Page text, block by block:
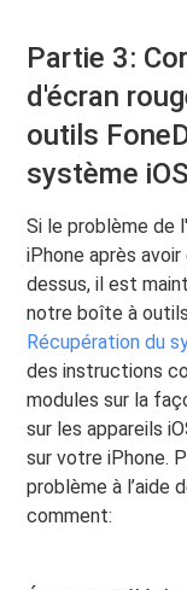
Partie 3:
d'écran
outils
système iOS
Si le problème de
iPhone après
dessus, il est
notre boîte à
Récupération du
des instructions
modules sur la
sur les appareils
sur votre iPhone.
problème à l’aide
comment: